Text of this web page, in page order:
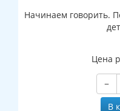
Начинаем говорить.
Цена
−
В